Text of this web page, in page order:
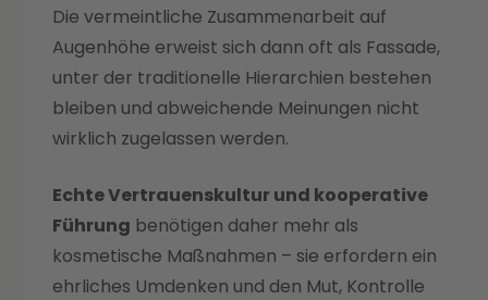
Die vermeintliche Zusammenarbeit auf
Augenhöhe erweist sich dann oft als Fassade,
unter der traditionelle Hierarchien bestehen
bleiben und abweichende Meinungen nicht
wirklich zugelassen werden.
Echte Vertrauenskultur und kooperative
Führung benötigen daher mehr als
kosmetische Maßnahmen – sie erfordern ein
ehrliches Umdenken und den Mut, Kontrolle